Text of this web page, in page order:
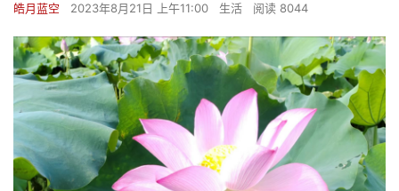
皓月蓝空 2023年8月21日 上午11:00 生活 阅读 8044